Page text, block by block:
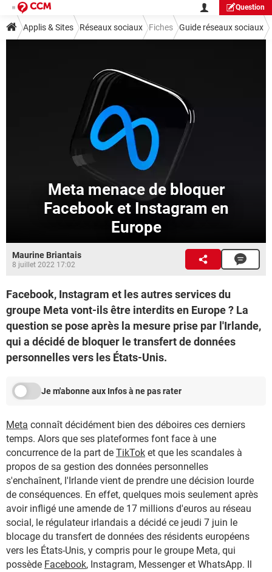
Question
Applis & Sites Réseaux sociaux Fiches Guide réseaux sociaux
Meta menace de bloquer
Facebook et Instagram en
Europe
Maurine Briantais
8 juillet 2022 17:02
Facebook, Instagram et les autres services du
groupe Meta vont-ils être interdits en Europe ? La
question se pose après la mesure prise par l'Irlande,
qui a décidé de bloquer le transfert de données
personnelles vers les États-Unis.
Je m'abonne aux Infos à ne pas rater
Meta connaît décidément bien des déboires ces derniers
temps. Alors que ses plateformes font face à une
concurrence de la part de TikTok et que les scandales à
propos de sa gestion des données personnelles
s'enchaînent, l'Irlande vient de prendre une décision lourde
de conséquences. En effet, quelques mois seulement après
avoir infligé une amende de 17 millions d'euros au réseau
social, le régulateur irlandais a décidé ce jeudi 7 juin le
blocage du transfert de données des résidents européens
vers les États-Unis, y compris pour le groupe Meta, qui
possède Facebook, Instagram, Messenger et WhatsApp. Il